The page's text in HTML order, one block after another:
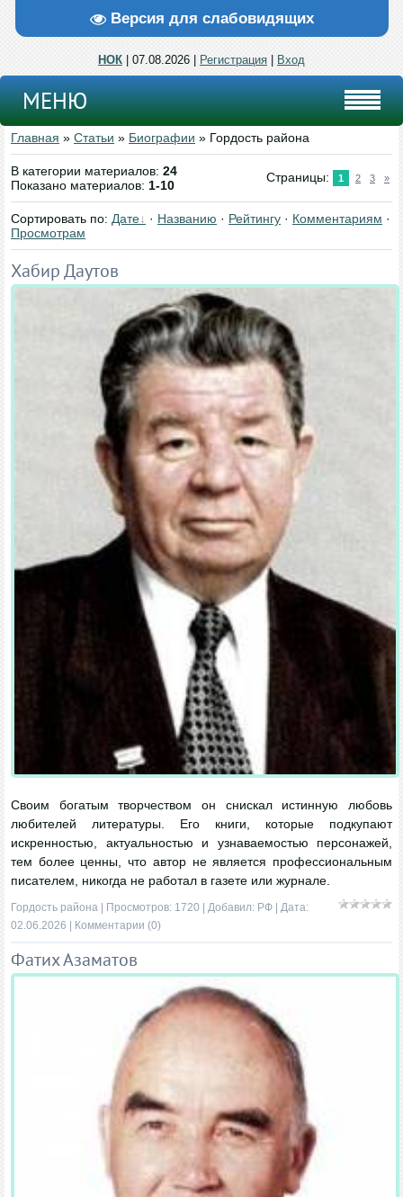
Версия для слабовидящих
НОК | 07.08.2026 | Регистрация Вход
МЕНЮ
Главная » Статьи » Биографии » Гордость района
В категории материалов: 24
Показано материалов: 1-10
Страницы: 1 2 3 »
Сортировать по: Дате · Названию · Рейтингу · Комментариям ·
Просмотрам
Хабир Даутов
Своим богатым творчеством он снискал истинную любовь
любителей литературы. Его книги, которые подкупают
искренностью, актуальностью и узнаваемостью персонажей,
тем более ценны, что автор не является профессиональным
писателем, никогда не работал в газете или журнале.
Гордость района | Просмотров: 1720 | Добавил: РФ | Дата:
02.06.2026
Комментарии (0)
Фатих Азаматов